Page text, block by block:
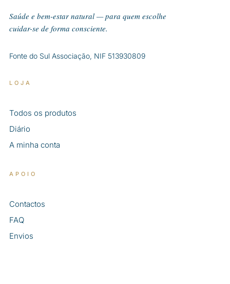
Saúde e bem-estar natural — para quem escolhe
cuidar-se de forma consciente.
Fonte do Sul Associação, NIF 513930809
LOJA
Todos os produtos
Diário
A minha conta
APOIO
Contactos
FAQ
Envios